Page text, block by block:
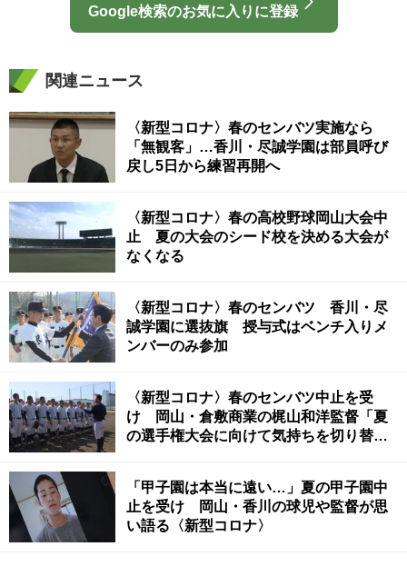
Google検索のお気に入りに登録
関連ニュース
〈新型コロナ〉春のセンバツ実施なら
「無観客」…香川・尽誠学園は部員呼び
戻し5日から練習再開へ
〈新型コロナ〉春の高校野球岡山大会中
止 夏の大会のシード校を決める大会が
なくなる
〈新型コロナ〉春のセンバツ 香川・尽
誠学園に選抜旗 授与式はベンチ入りメ
ンバーのみ参加
〈新型コロナ〉春のセンバツ中止を受
け 岡山・倉敷商業の梶山和洋監督「夏
の選手権大会に向けて気持ちを切り替え
「甲子園は本当に遠い…」夏の甲子園中
止を受け 岡山・香川の球児や監督が思
い語る〈新型コロナ〉